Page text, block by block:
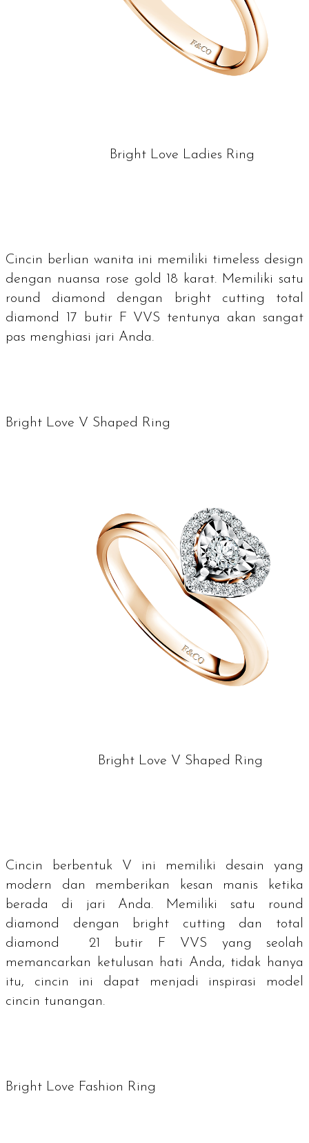
Bright Love Ladies Ring
Cincin berlian wanita ini memiliki timeless design
dengan nuansa rose gold 18 karat. Memiliki satu
round diamond
dengan bright cutting total
diamond 17 butir F VVS tentunya akan sangat
pas menghiasi jari Anda.
Bright Love V Shaped Ring
Bright Love V Shaped Ring
Cincin berbentuk V ini memiliki desain yang
modern dan memberikan kesan manis ketika
berada di jari Anda. Memiliki satu round
diamond dengan bright cutting dan total
diamond 21 butir F VVS yang seolah
memancarkan ketulusan hati Anda, tidak hanya
itu, cincin ini dapat menjadi inspirasi model
cincin tunangan.
Bright Love Fashion Ring